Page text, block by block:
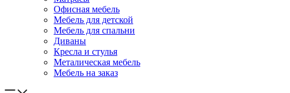
Офисная мебель
Мебель для детской
Мебель для спальни
Диваны
Кресла и стулья
Металическая мебель
Мебель на заказ